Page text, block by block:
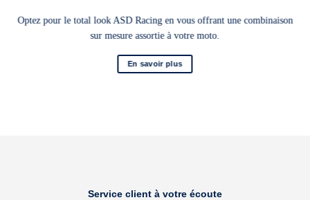
Optez pour le total look ASD Racing en vous offrant une combinaison
sur mesure assortie à votre moto.
En savoir plus
Service client à votre écoute